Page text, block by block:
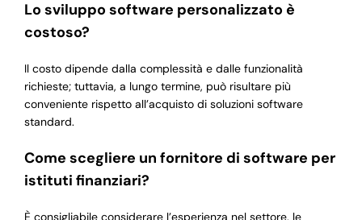
Lo sviluppo software personalizzato è
costoso?
Il costo dipende dalla complessità e dalle funzionalità
richieste; tuttavia, a lungo termine, può risultare più
conveniente rispetto all’acquisto di soluzioni software
standard.
Come scegliere un fornitore di software per
istituti finanziari?
È consigliabile considerare l’esperienza nel settore, le